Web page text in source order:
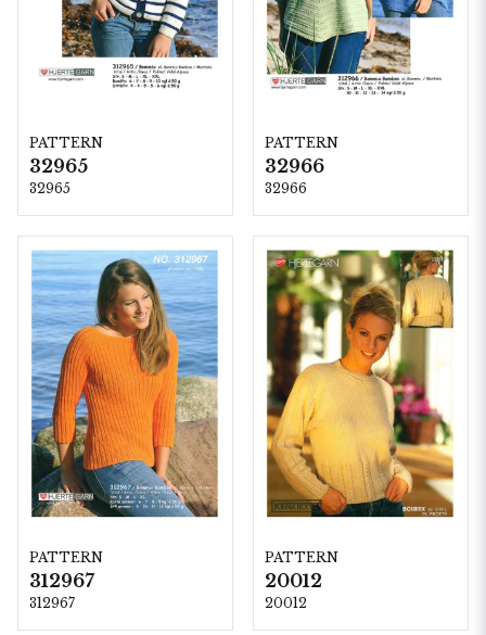
PATTERN
32965
32965
PATTERN
32966
32966
PATTERN
312967
312967
PATTERN
20012
20012